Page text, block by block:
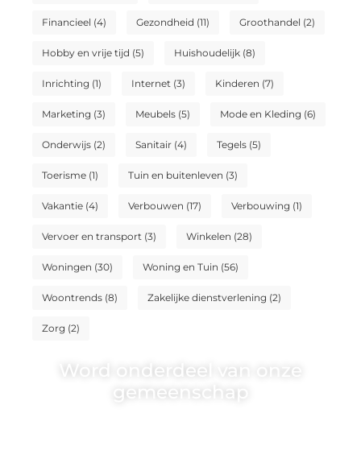
Financieel (4) Gezondheid (11) Groothandel (2)
Hobby en vrije tijd (5) Huishoudelijk(8)
Inrichting (1) Internet(3) Kinderen (7)
Marketing (3) Meubels(5) Mode en Kleding (6)
Onderwijs(2) Sanitair(4) Tegels(5)
Toerisme(1) Tuin en buitenleven (3)
Vakantie(4) Verbouwen (17) Verbouwing (1)
Vervoer en transport(3) Winkelen (28)
Woningen (30) Woning en Tuin (56)
Woontrends(8) Zakelijke dienstverlening (2)
Zorg (2)
Word onderdeel van onze
gemeenschap